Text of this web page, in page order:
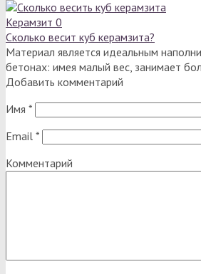
Керамзит 0
Сколько весит куб керамзита?
Материал является идеальным
бетонах: имея малый вес, занимает
Добавить комментарий
Имя *
Email *
Комментарий